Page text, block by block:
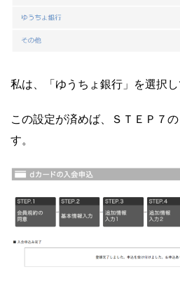
私は、「ゆうちょ銀行」を選択し
この設定が済めば、ＳＴＥＰ７
す。